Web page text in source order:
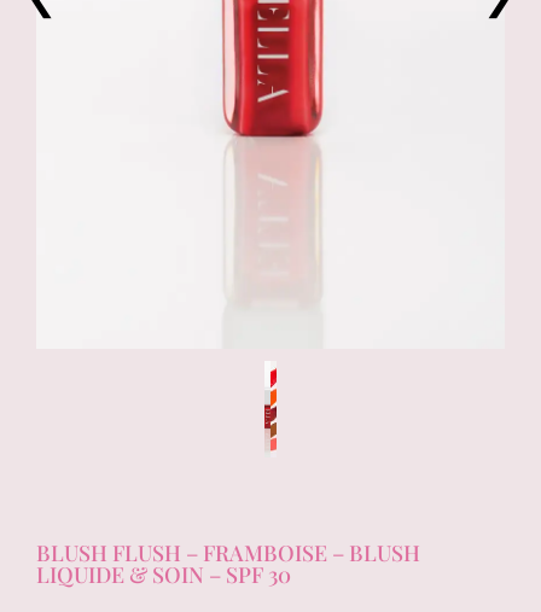
BLUSH FLUSH – FRAMBOISE – BLUSH
LIQUIDE & SOIN – SPF 30